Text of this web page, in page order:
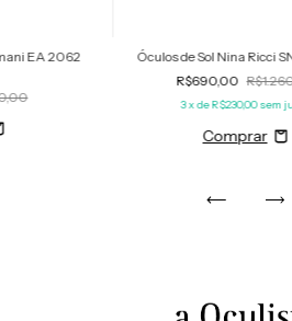
EA 2062
Óculos de Sol Nina Ricci
R$690,00
3x deR$230,00sem